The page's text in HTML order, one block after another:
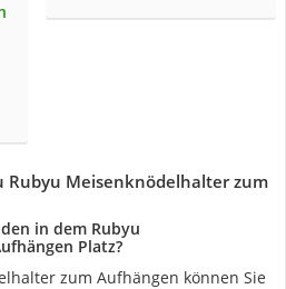
Rubyu Meisenknödelhalter zum
in dem Rubyu
Platz?
zum Aufhängen können Sie